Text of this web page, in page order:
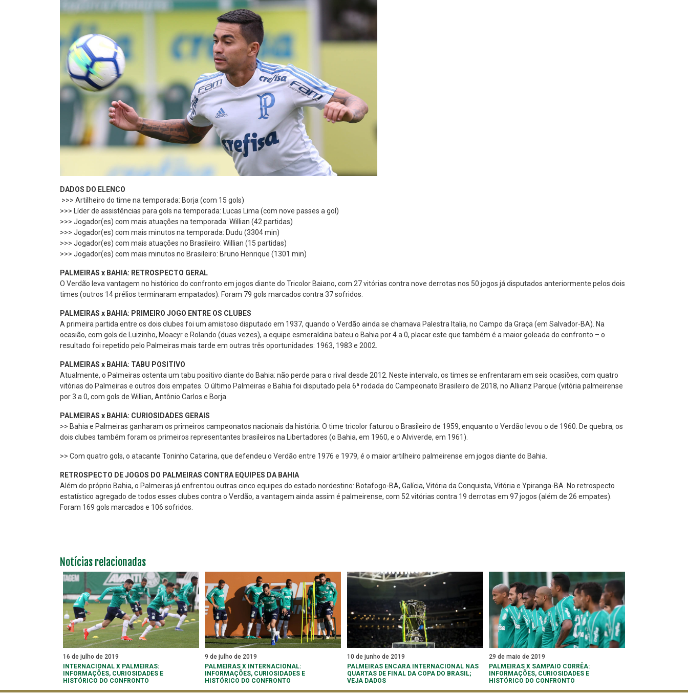
DADOS DO ELENCO
>>> Artilheiro do time na temporada: Borja (com 15 gols)
>>> Líder de assistências para gols na temporada: Lucas Lima (com nove passes a gol)
>>> Jogador(es) com mais atuações na temporada: Willian (42 partidas)
>>> Jogador(es) com mais minutos na temporada: Dudu (3304 min)
>>> Jogador(es) com mais atuações no Brasileiro: Willian (15 partidas)
>>> Jogador(es) com mais minutos no Brasileiro: Bruno Henrique (1301 min)
PALMEIRAS x BAHIA: RETROSPECTO GERAL
O Verdão leva vantagem no histórico do confronto em jogos diante do Tricolor Baiano, com 27 vitórias contra nove derrotas nos 50 jogos já disputados anteriormente pelos dois
times (outros 14 prélios terminaram empatados). Foram 79 gols marcados contra 37 sofridos.
PALMEIRAS x BAHIA: PRIMEIRO JOGO ENTRE OS CLUBES
A primeira partida entre os dois clubes foi um amistoso disputado em 1937, quando o Verdão ainda se chamava Palestra Italia, no Campo da Graça (em Salvador-BA). Na
ocasião, com gols de Luizinho, Moacyr e Rolando (duas vezes), a equipe esmeraldina bateu o Bahia por 4 a 0, placar este que também é a maior goleada do confronto – o
resultado foi repetido pelo Palmeiras mais tarde em outras três oportunidades: 1963, 1983 e 2002.
PALMEIRAS x BAHIA: TABU POSITIVO
Atualmente, o Palmeiras ostenta um tabu positivo diante do Bahia: não perde para o rival desde 2012. Neste intervalo, os times se enfrentaram em seis ocasiões, com quatro
vitórias do Palmeiras e outros dois empates. O último Palmeiras e Bahia foi disputado pela 6ª rodada do Campeonato Brasileiro de 2018, no Allianz Parque (vitória palmeirense
por 3 a 0, com gols de Willian, Antônio Carlos e Borja.
PALMEIRAS x BAHIA: CURIOSIDADES GERAIS
>> Bahia e Palmeiras ganharam os primeiros campeonatos nacionais da história. O time tricolor faturou o Brasileiro de 1959, enquanto o Verdão levou o de 1960. De quebra, os
dois clubes também foram os primeiros representantes brasileiros na Libertadores (o Bahia, em 1960, e o Alviverde, em 1961).
>> Com quatro gols, o atacante Toninho Catarina, que defendeu o Verdão entre 1976 e 1979, é o maior artilheiro palmeirense em jogos diante do Bahia.
RETROSPECTO DE JOGOS DO PALMEIRAS CONTRA EQUIPES DA BAHIA
Além do próprio Bahia, o Palmeiras já enfrentou outras cinco equipes do estado nordestino: Botafogo-BA, Galícia, Vitória da Conquista, Vitória e Ypiranga-BA. No retrospecto
estatístico agregado de todos esses clubes contra o Verdão, a vantagem ainda assim é palmeirense, com 52 vitórias contra 19 derrotas em 97 jogos (além de 26 empates).
Foram 169 gols marcados e 106 sofridos.
Notícias relacionadas
16 de julho de 2019
INTERNACIONAL X PALMEIRAS:
INFORMAÇÕES, CURIOSIDADES E
HISTÓRICO DO CONFRONTO
9 de julho de 2019
PALMEIRAS X INTERNACIONAL:
INFORMAÇÕES, CURIOSIDADES E
HISTÓRICO DO CONFRONTO
10 de junho de 2019
PALMEIRAS ENCARA INTERNACIONAL NAS
QUARTAS DE FINAL DA COPA DO BRASIL;
VEJA DADOS
29 de maio de 2019
PALMEIRAS X SAMPAIO CORRÊA:
INFORMAÇÕES, CURIOSIDADES E
HISTÓRICO DO CONFRONTO